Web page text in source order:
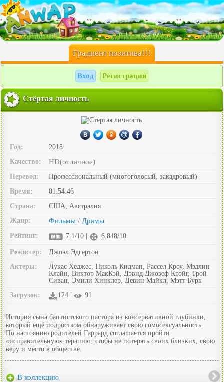
Градиент позитива!!!
Вход Регистрация
Стёртая личность
Год:
2018
Качество:
HD(отличное)
Перевод:
Профессиональный (многоголосый, закадровый)
Время:
01:54:46
Страна:
США, Австралия
Жанр:
Фильмы / Драмы
Рейтинг: 7.1/10 | 6.848/10
Режиссер:
Джоэл Эдгертон
Актеры:
Лукас Хеджес, Николь Кидман, Рассел Кроу, Мэдлин
Клайн, Виктор МакКэй, Дэвид Джозеф Крэйг, Трой
Сиван, Эмили Хинклер, Девин Майкл, Мэтт Бурк
Загрузок:
124 | 91
История сына баптистского пастора из консервативной глубинки,
который ещё подростком обнаруживает свою гомосексуальность.
По настоянию родителей Гаррард соглашается пройти
«исправительную» терапию, чтобы не потерять своих близких, свою
веру и место в обществе.
В коллекцию